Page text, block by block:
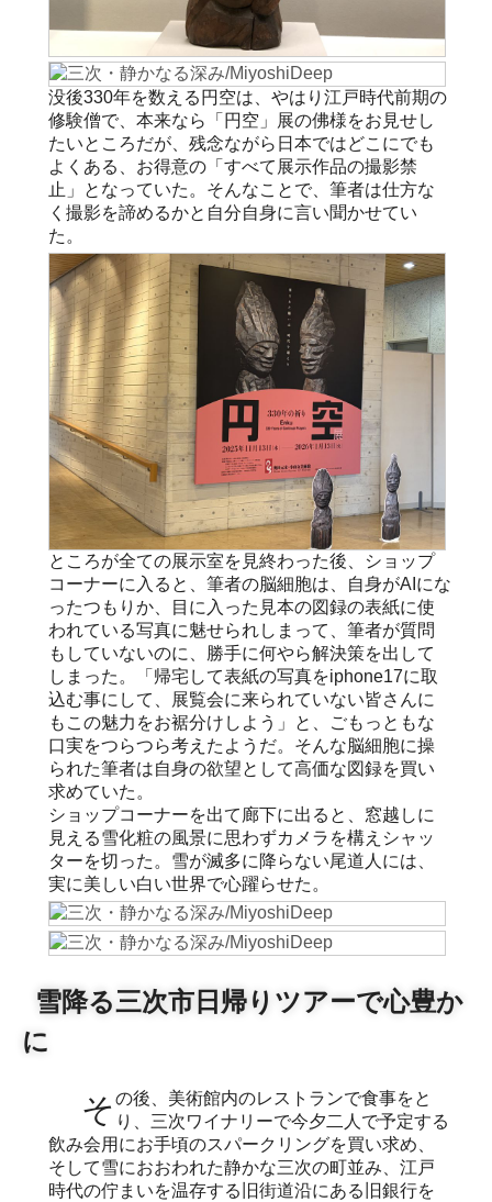
没後330年を数える円空は、やはり江戸時代前期の
修験僧で、本来なら「円空」展の佛様をお見せし
たいところだが、残念ながら日本ではどこにでも
よくある、お得意の「すべて展示作品の撮影禁
止」となっていた。そんなことで、筆者は仕方な
く撮影を諦めるかと自分自身に言い聞かせてい
た。
ところが全ての展示室を見終わった後、ショップ
コーナーに入ると、筆者の脳細胞は、自身がAIにな
ったつもりか、目に入った見本の図録の表紙に使
われている写真に魅せられしまって、筆者が質問
もしていないのに、勝手に何やら解決策を出して
しまった。「帰宅して表紙の写真をiphone17に取
込む事にして、展覧会に来られていない皆さんに
もこの魅力をお裾分けしよう」と、ごもっともな
口実をつらつら考えたようだ。そんな脳細胞に操
られた筆者は自身の欲望として高価な図録を買い
求めていた。
ショップコーナーを出て廊下に出ると、窓越しに
見える雪化粧の風景に思わずカメラを構えシャッ
ターを切った。雪が滅多に降らない尾道人には、
実に美しい白い世界で心躍らせた。
雪降る三次市日帰りツアーで心豊か
に
その後、美術館内のレストランで食事をと り、三次ワイナリーで今夕二人で予定する
飲み会用にお手頃のスパークリングを買い求め、
そして雪におおわれた静かな三次の町並み、江戸
時代の佇まいを温存する旧街道沿にある旧銀行を